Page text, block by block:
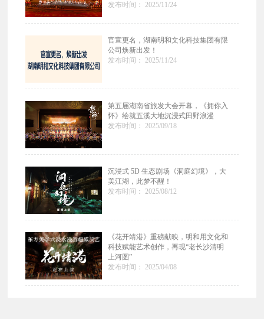
发布时间： 2025/11/24
官宣更名，湖南明和文化科技集团有限
公司焕新出发！
发布时间： 2025/11/24
第五届湖南省旅发大会开幕，《拥你入
怀》绘就五溪大地沉浸式田野浪漫
发布时间： 2025/09/18
沉浸式 5D 生态剧场《洞庭幻境》，大
美江湖，此梦不醒！
发布时间： 2025/08/12
《花开靖港》重磅献映，明和用文化和
科技赋能艺术创作，再现“老长沙清明
上河图”
发布时间： 2025/04/08